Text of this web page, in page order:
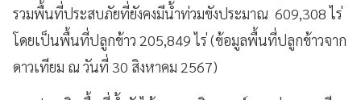
รวมพื้นที่ประสบภัยที่ยังคงมีน้ำท่วมขังประมาณ 609,308 ไร่
โดยเป็นพื้นที่ปลูกข้าว 205,849 ไร่ (ข้อมูลพื้นที่ปลูกข้าวจาก
ดาวเทียม ณ วันที่ 30 สิงหาคม 2567)